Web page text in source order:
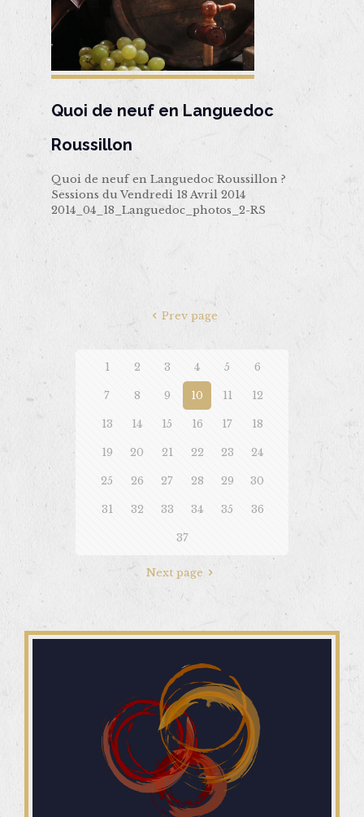
Quoi de neuf en Languedoc
Roussillon
Quoi de neuf en Languedoc Roussillon ?
Sessions du Vendredi 18 Avril 2014
2014_04_18_Languedoc_photos_2-RS
Prev page
1 2 3 4 5 6
7 8 9 10 11 12
13 14 15 16 17 18
19 20 21 22 23 24
25 26 27 28 29 30
31 32 33 34 35 36
37
Next page